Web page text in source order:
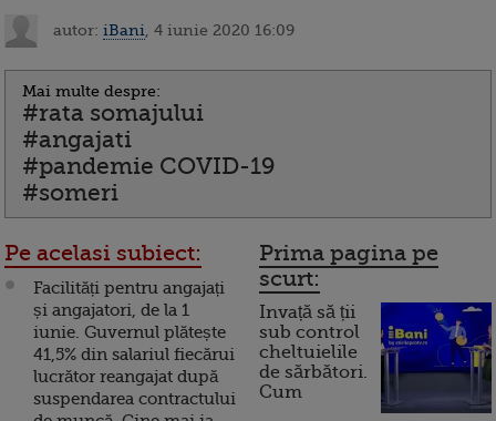
autor: iBani , 4 iunie 2020 16:09
Mai multe despre:
#rata somajului
#angajati
#pandemie COVID-19
#someri
Pe acelasi subiect:
Facilități pentru angajați
și angajatori, de la 1
iunie. Guvernul plătește
41,5% din salariul fiecărui
lucrător reangajat după
suspendarea contractului
Prima pagina pe
scurt:
Invață să ții
sub control
cheltuielile
de sărbători.
Cum